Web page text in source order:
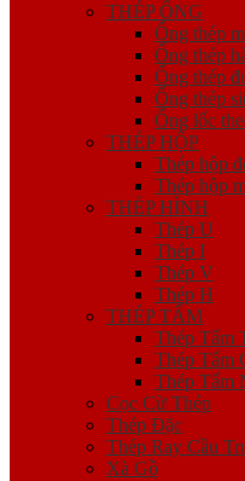
THÉP ỐNG
Ống thép
Ống thép
Ống thép
Ống thép
Ống lốc
THÉP HỘP
Thép hộp
Thép hộp
THÉP HÌNH
Thép U
Thép I
Thép V
Thép H
THÉP TẤM
Thép Tấm
Thép Tấm
Thép Tấm
Cọc Cừ Thép
Thép Đặc
Thép Ray Cầu
Xà Gồ